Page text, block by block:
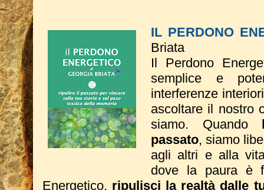
IL PERDONO
Briata
Il Perdono
semplice e
interferenze
ascoltare il nostro
siamo. Quando
passato, siamo
agli altri e alla
dove la paura è
Energetico, ripulisci la realtà dalle